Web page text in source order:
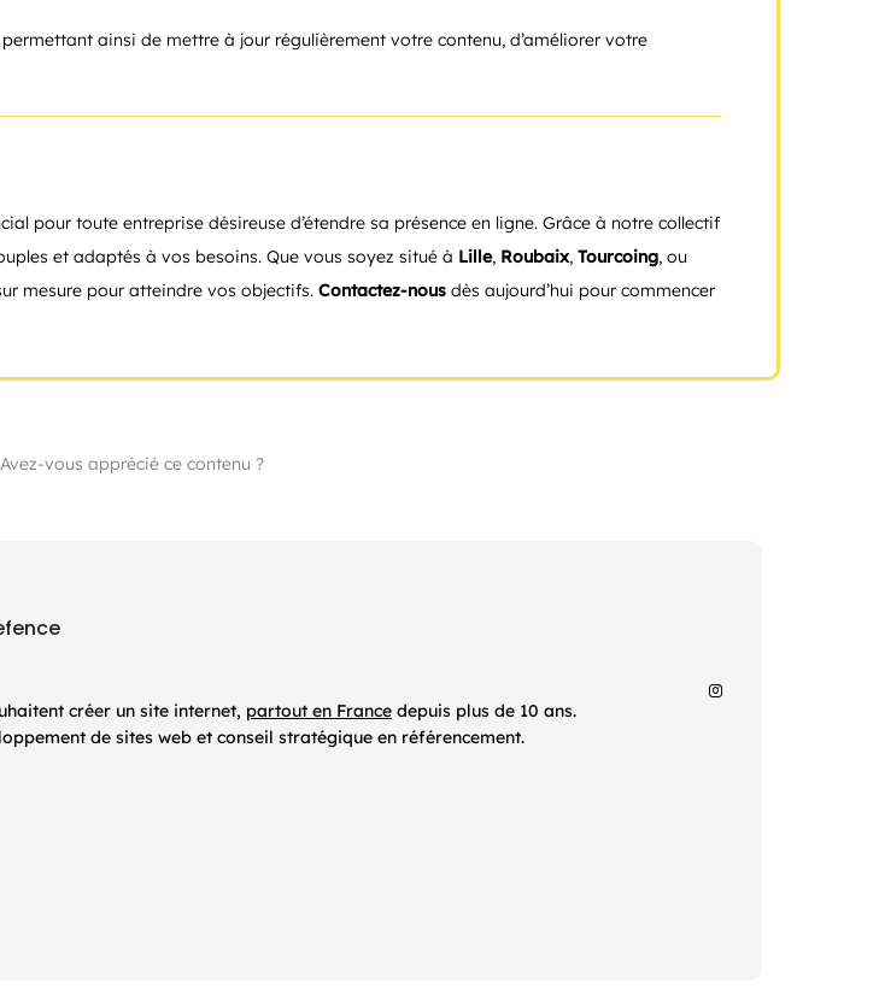
ainsi de mettre à jour régulièrement votre contenu, d’améliorer votre
pour toute entreprise désireuse d’étendre sa présence en ligne. Grâce à notre collectif
et adaptés à vos besoins. Que vous soyez situé à Lille, Roubaix, Tourcoing, ou
mesure pour atteindre vos objectifs. Contactez-nous dès aujourd’hui pour commencer
Avez-vous apprécié ce contenu ?
créer un site internet, partout en France depuis plus de 10 ans.
de sites web et conseil stratégique en référencement.